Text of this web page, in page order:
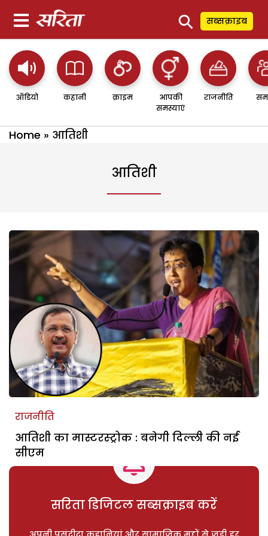
⚲ सब्सक्राइब
ऑडियो कहानी क्राइम
आपकी
समस्याएं
राजनीति
Home » आतिशी
आतिशी
राजनीति
आतिशी का मास्टरस्ट्रोक : बनेगी दिल्ली की नई
सीएम
सरिता डिजिटल सब्सक्राइब करें